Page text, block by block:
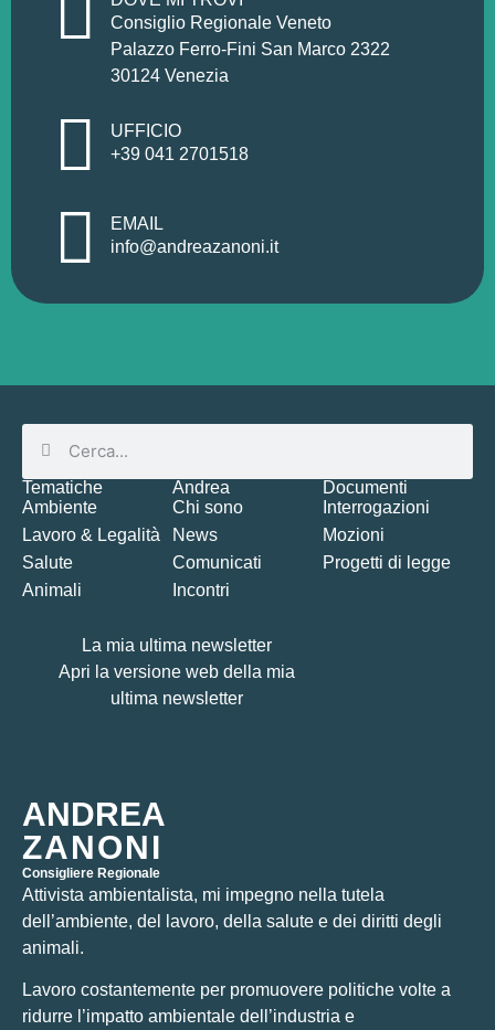
Consiglio Regionale Veneto
Palazzo Ferro-Fini San Marco 2322
30124 Venezia
UFFICIO
+39 041 2701518
EMAIL
info@andreazanoni.it
ANDREA
ZANONI
Consigliere Regionale
Attivista ambientalista, mi impegno nella tutela
dell’ambiente, del lavoro, della salute e dei diritti degli
animali.
Lavoro costantemente per promuovere politiche volte a
ridurre l’impatto ambientale dell’industria e
Tematiche
Ambiente
Lavoro & Legalità
Salute
Animali
Andrea
Chi sono
News
Comunicati
Incontri
Documenti
Interrogazioni
Mozioni
Progetti di legge
La mia ultima newsletter
Apri la versione web della mia
ultima newsletter